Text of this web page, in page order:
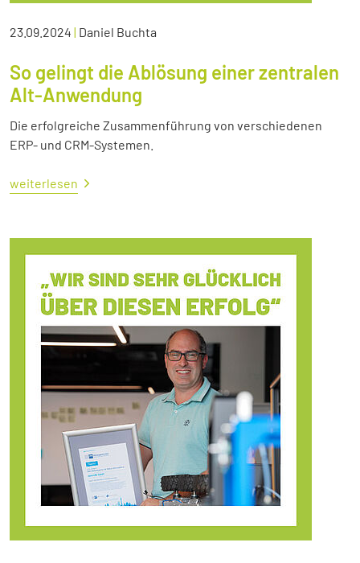
23.09.2024 | Daniel Buchta
So gelingt die Ablösung einer zentralen
Alt-Anwendung
Die erfolgreiche Zusammenführung von verschiedenen
ERP- und CRM-Systemen.
weiterlesen